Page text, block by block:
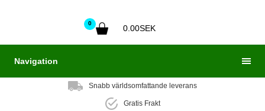
0
0.00SEK
Navigation
Snabb världsomfattande leverans
Gratis Frakt